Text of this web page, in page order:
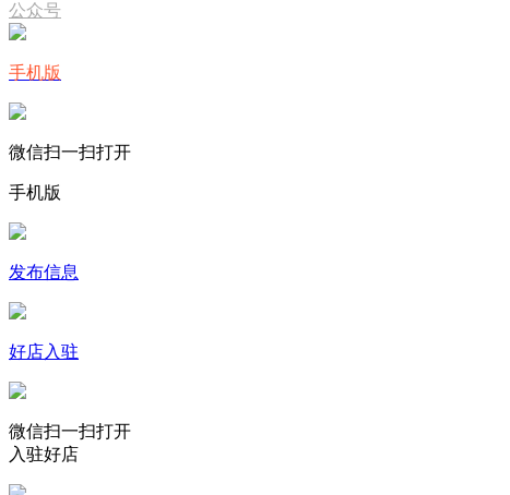
公众号
手机版
微信扫一扫打开
手机版
发布信息
好店入驻
微信扫一扫打开
入驻好店